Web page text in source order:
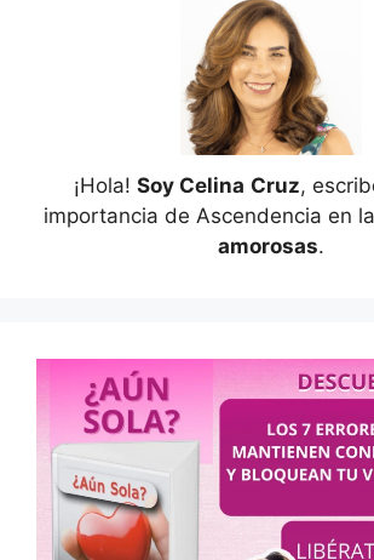
¡Hola! Soy Celina Cruz,
importancia de Ascendencia en
amorosas.